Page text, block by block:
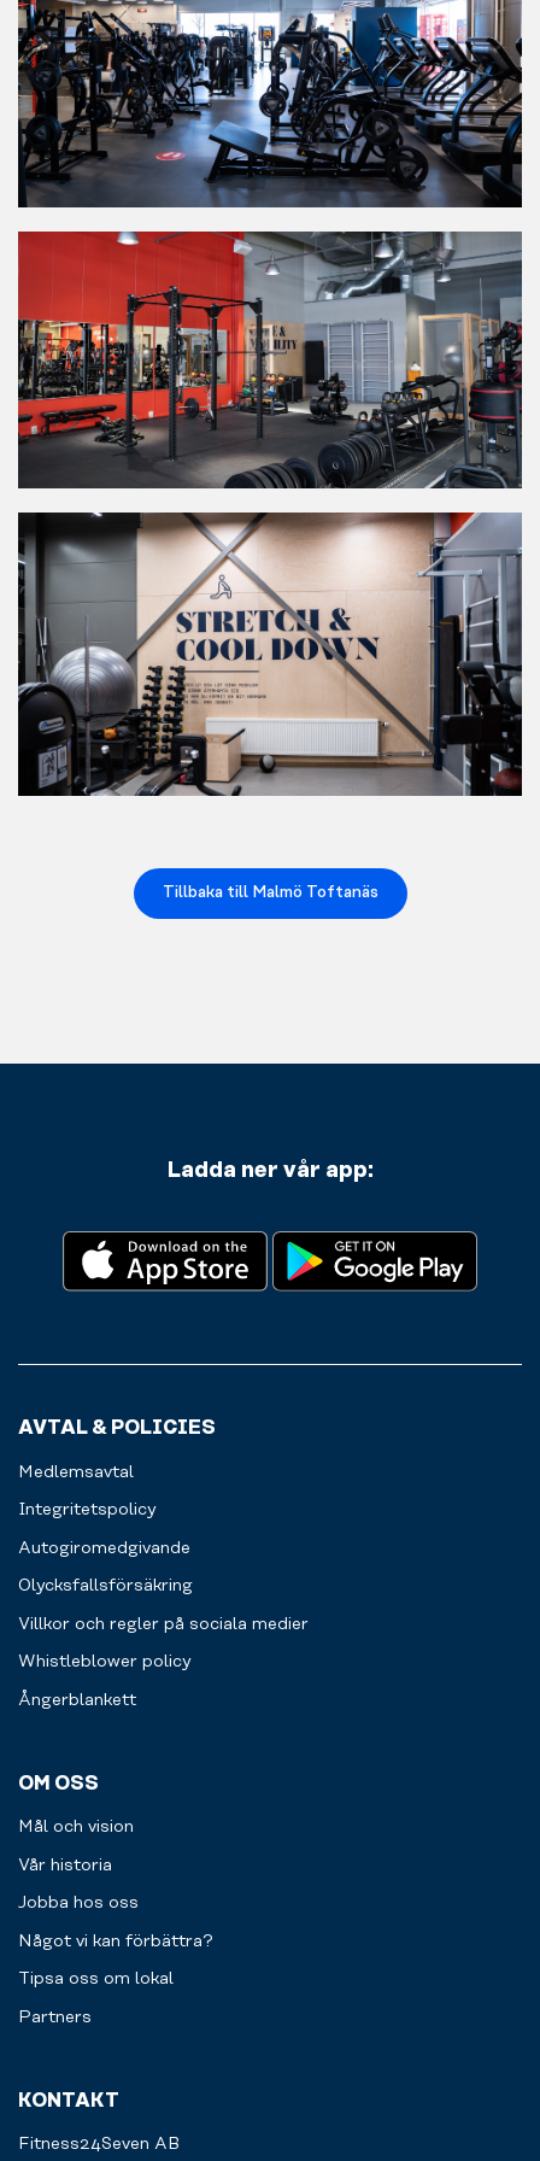
Tillbaka till Malmö Toftanäs
Ladda ner vår app:
AVTAL & POLICIES
Medlemsavtal
Integritetspolicy
Autogiromedgivande
Olycksfallsförsäkring
Villkor och regler på sociala medier
Whistleblower policy
Ångerblankett
OM OSS
Mål och vision
Vår historia
Jobba hos oss
Något vi kan förbättra?
Tipsa oss om lokal
Partners
KONTAKT
Fitness24Seven AB